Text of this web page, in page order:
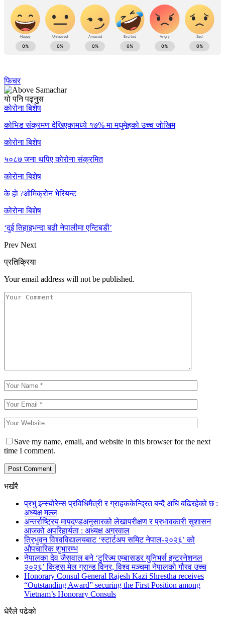
फिचर
यो पनि पढ्नुस
कोरोना बिशेष
कोभिड संक्रमण देखिएकामध्ये १७% मा मधुमेहको उच्च जोखिम
कोरोना बिशेष
५०८७ जना थपिए कोरोना संक्रमित
कोरोना बिशेष
के हाे ?ओमिक्रोन भेरियन्ट
कोरोना बिशेष
‘दुई तिहाइभन्दा बढी नेपालीमा एन्टिबडी’
Prev Next
प्रतिक्रिया
Your email address will not be published.
Save my name, email, and website in this browser for the next
time I comment.
भर्खरै
प्रभु इन्स्योरेन्स प्रविधिमैत्री र ग्राहककेन्द्रित बन्दै अघि बढिरहेको छ :
अध्यक्ष मल्ल
अन्तर्राष्ट्रिय मापदण्डअनुसारको लेखापरीक्षण र प्रभावकारी सुशासन
आजको अपरिहार्यता : अध्यक्ष अग्रवाल
त्रिभुवन विश्वविद्यालयबाट ‘स्टार्टअप समिट नेपाल-२०२६’ को
औपचारिक शुभारम्भ
नेपालका देव जैसवाल बने ‘टुरिज्म एम्बासडर युनिभर्स इन्टरनेशनल
२०२६’ किड्स मेल ग्रान्ड विनर, विश्व मञ्चमा नेपालको गौरव उच्च
Honorary Consul General Rajesh Kazi Shrestha receives
“Outstanding Award” securing the First Position among
Vietnam’s Honorary Consuls
धेरैले पढेको